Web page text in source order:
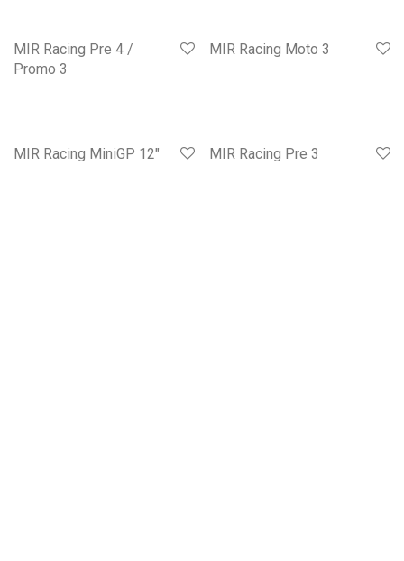
MIR Racing Pre 4 /
Promo 3
MIR Racing Moto 3
MIR Racing MiniGP 12″ MIR Racing Pre 3